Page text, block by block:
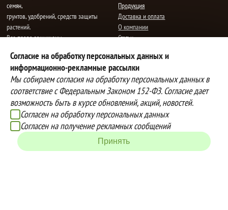
Согласие на обработку персональных данных и
информационно-рекламные рассылки
Мы собираем согласия на обработку персональных данных в
соответствие с Федеральным Законом 152-ФЗ. Согласие дает
возможность быть в курсе обновлений, акций, новостей.
Согласен на обработку персональных данных
Согласен на получение рекламных сообщений
Принять
семян,
грунтов, удобрений, средств защиты
растений.
Все права защищены.
E-mail:mail@semenauspeha.ru
Телефон: +7 (8352) 28-80-34
Адрес: г. Чебоксары, пр. Мира 76 А
Продукция
Доставка и оплата
О компании
Статьи
Способы оплаты
Вы можете оплатить покупки
наличными при получении товара,
либо выбрать другой способ оплаты
Инструкция по оплате банковской
Доставка
Наша компания осуществляет
бесплатную
доставку до терминалов транспортных
компаний.